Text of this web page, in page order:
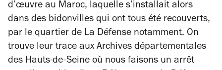
d’œuvre au Maroc, laquelle s’installait alors
dans des bidonvilles qui ont tous été recouverts,
par le quartier de La Défense notamment. On
trouve leur trace aux Archives départementales
des Hauts-de-Seine où nous faisons un arrêt